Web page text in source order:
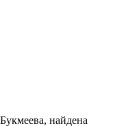
найдена